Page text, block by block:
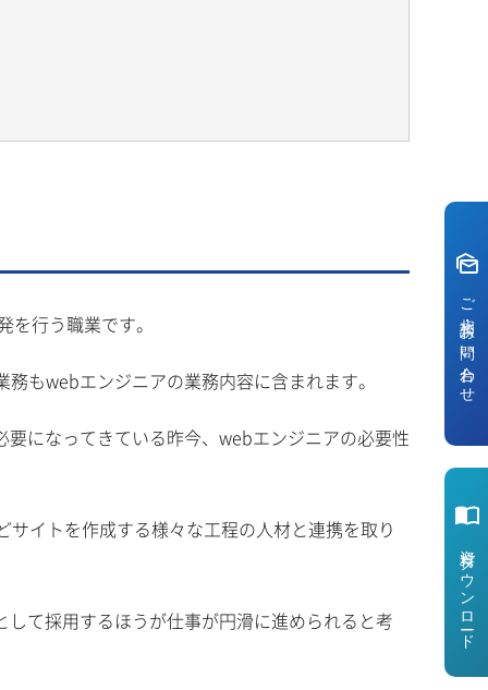
行う職業です。
もwebエンジニアの業務内容に含まれます。
になってきている昨今、webエンジニアの必要性
イトを作成する様々な工程の人材と連携を取り
て採用するほうが仕事が円滑に進められると考
mark_as_unread
ご相談・お問い合わせ
import_contacts
資料ダウンロ
ド